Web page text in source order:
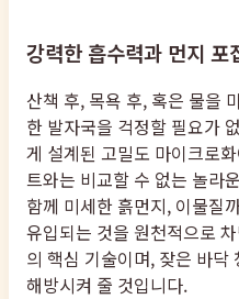
강력한 흡수력과 먼지 포
산책 후, 목욕 후, 혹은 물을
한 발자국을 걱정할 필요가
게 설계된 고밀도 마이크로
트와는 비교할 수 없는 놀라
함께 미세한 흙먼지, 이물질
유입되는 것을 원천적으로
의 핵심 기술이며, 잦은 바닥
해방시켜 줄 것입니다.